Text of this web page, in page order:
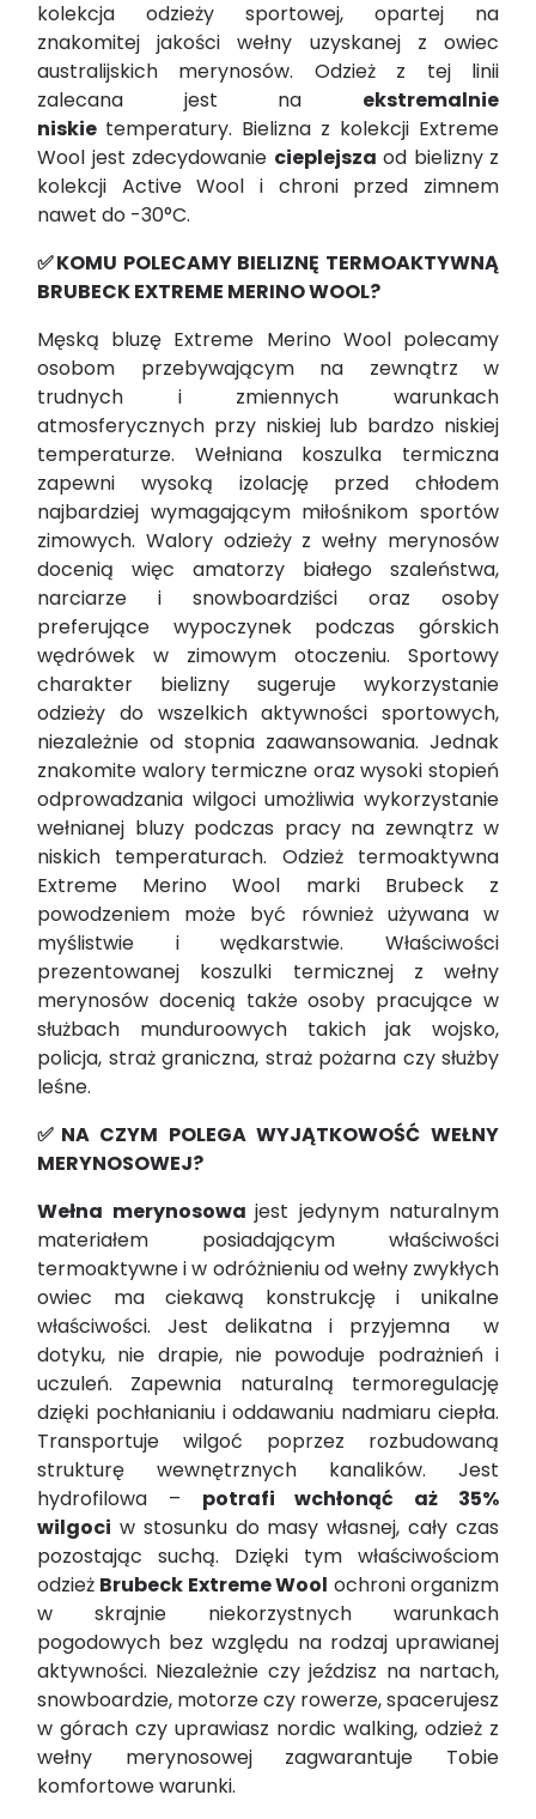
kolekcja odzieży sportowej, opartej na
znakomitej jakości wełny uzyskanej z owiec
australijskich merynosów. Odzież z tej linii
zalecana jest na ekstremalnie
niskie temperatury. Bielizna z kolekcji Extreme
Wool jest zdecydowanie cieplejsza od bielizny z
kolekcji Active Wool i chroni przed zimnem
nawet do -30°C.
✅KOMU POLECAMY BIELIZNĘ TERMOAKTYWNĄ
BRUBECK EXTREME MERINO WOOL?
Męską bluzę Extreme Merino Wool polecamy
osobom przebywającym na zewnątrz w
trudnych i zmiennych warunkach
atmosferycznych przy niskiej lub bardzo niskiej
temperaturze. Wełniana koszulka termiczna
zapewni wysoką izolację przed chłodem
najbardziej wymagającym miłośnikom sportów
zimowych. Walory odzieży z wełny merynosów
docenią więc amatorzy białego szaleństwa,
narciarze i snowboardziści oraz osoby
preferujące wypoczynek podczas górskich
wędrówek w zimowym otoczeniu. Sportowy
charakter bielizny sugeruje wykorzystanie
odzieży do wszelkich aktywności sportowych,
niezależnie od stopnia zaawansowania. Jednak
znakomite walory termiczne oraz wysoki stopień
odprowadzania wilgoci umożliwia wykorzystanie
wełnianej bluzy podczas pracy na zewnątrz w
niskich temperaturach. Odzież termoaktywna
Extreme Merino Wool marki Brubeck z
powodzeniem może być również używana w
myślistwie i wędkarstwie. Właściwości
prezentowanej koszulki termicznej z wełny
merynosów docenią także osoby pracujące w
służbach munduroowych takich jak wojsko,
policja, straż graniczna, straż pożarna czy służby
leśne.
✅NA CZYM POLEGA WYJĄTKOWOŚĆ WEŁNY
MERYNOSOWEJ?
Wełna merynosowa jest jedynym naturalnym
materiałem posiadającym właściwości
termoaktywne i w odróżnieniu od wełny zwykłych
owiec ma ciekawą konstrukcję i unikalne
właściwości. Jest delikatna i przyjemna w
dotyku, nie drapie, nie powoduje podrażnień i
uczuleń. Zapewnia naturalną termoregulację
dzięki pochłanianiu i oddawaniu nadmiaru ciepła.
Transportuje wilgoć poprzez rozbudowaną
strukturę wewnętrznych kanalików. Jest
hydrofilowa – potrafi wchłonąć aż 35%
wilgoci w stosunku do masy własnej, cały czas
pozostając suchą. Dzięki tym właściwościom
odzież Brubeck Extreme Wool ochroni organizm
w skrajnie niekorzystnych warunkach
pogodowych bez względu na rodzaj uprawianej
aktywności. Niezależnie czy jeździsz na nartach,
snowboardzie, motorze czy rowerze, spacerujesz
w górach czy uprawiasz nordic walking, odzież z
wełny merynosowej zagwarantuje Tobie
komfortowe warunki.